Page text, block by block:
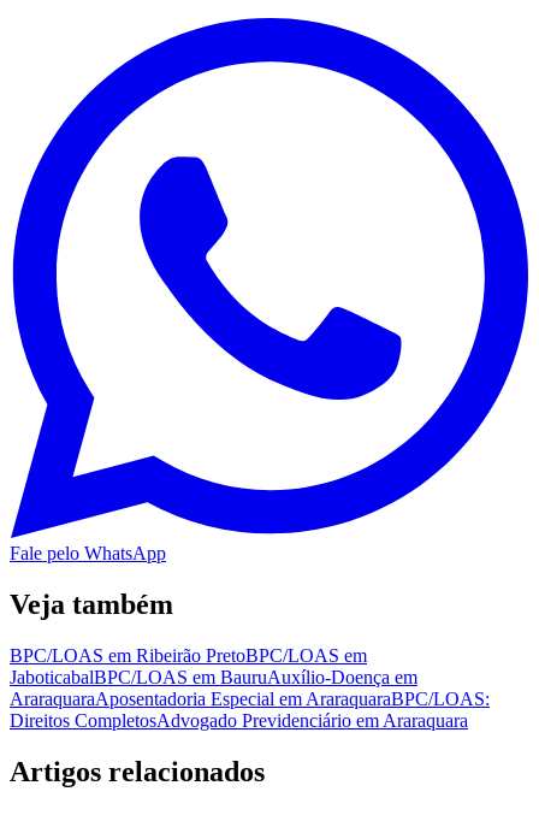
Fale pelo WhatsApp
Veja também
BPC/LOAS em Ribeirão PretoBPC/LOAS em
JaboticabalBPC/LOAS em BauruAuxílio-Doença em
AraraquaraAposentadoria Especial em AraraquaraBPC/LOAS:
Direitos CompletosAdvogado Previdenciário em Araraquara
Artigos relacionados